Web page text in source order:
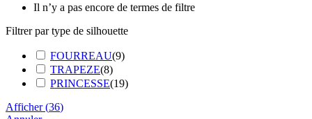
Il n’y a pas encore de termes de filtre
Filtrer par type de silhouette
FOURREAU(9)
TRAPEZE(8)
PRINCESSE(19)
Afficher(36)